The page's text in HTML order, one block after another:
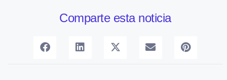
Comparte esta noticia